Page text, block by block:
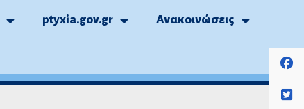
ptyxia.gov.gr Ανακοινώσεις